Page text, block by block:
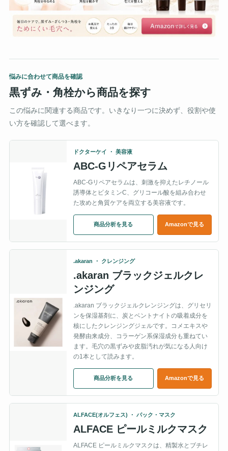
悩みに合わせて商品を確認
黒ずみ・角栓から商品を探す
この悩みに関連する商品です。いきなり一つに決めず、役割や使
い方を確認して選べます。
ドクターケイ ・ 美容液
ABC-Gリペアセラム
ABC-Gリペアセラムは、刺激を抑えたレチノール
誘導体とビタミンC、グリコール酸を組み合わせ
た攻めと角質ケアを両立する美容液です。
商品分析を見る Amazonで見る
.akaran ・ クレンジング
.akaran ブラックジェルクレ
ンジング
.akaran ブラックジェルクレンジングは、グリセリ
ンを保湿基剤に、炭とベントナイトの吸着成分を
核にしたクレンジングジェルです。コメエキスや
発酵由来成分、コラーゲン系保湿成分も重ねてい
ます。毛穴の黒ずみや皮脂汚れが気になる人向け
の1本として読みます。
商品分析を見る Amazonで見る
ALFACE(オルフェス) ・ パック・マスク
ALFACE ピールミルクマスク
ALFACE ピールミルクマスクは、精製水とブチレ